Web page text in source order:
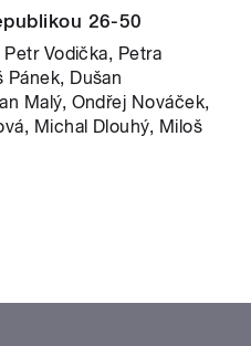
26-50
Vodička, Petra
Pánek, Dušan
Malý, Ondřej Nováček,
Michal Dlouhý, Miloš